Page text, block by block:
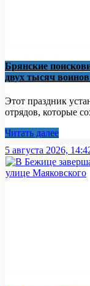
Брянские
двух тысяч
Этот праздник
отрядов, которые
Читать далее
5 августа 2026,